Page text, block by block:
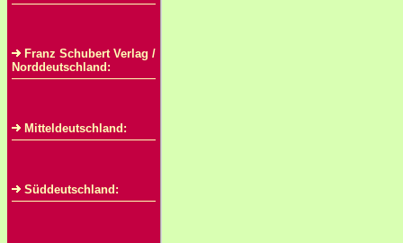
Franz Schubert Verlag /
Norddeutschland:
Mitteldeutschland:
Süddeutschland: